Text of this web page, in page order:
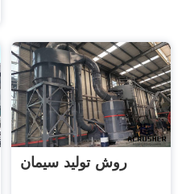
روش تولید سیمان